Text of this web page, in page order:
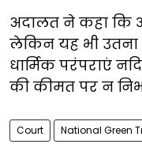
अदालत ने कहा कि
लेकिन यह भी
धार्मिक परंपराएं
की कीमत पर न
Court National Green